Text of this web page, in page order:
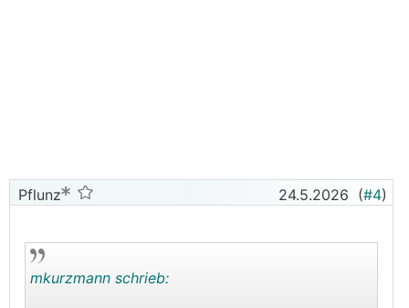
Pflunz 24.5.2026 (#4)
mkurzmann schrieb: